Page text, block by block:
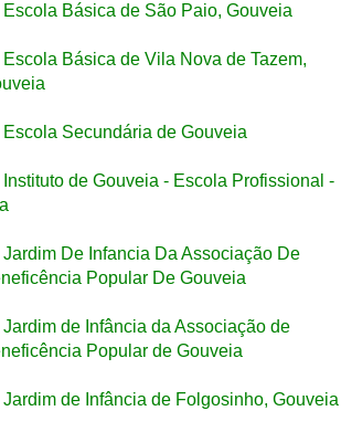
Escola Básica de São Paio, Gouveia
Escola Básica de Vila Nova de Tazem,
Escola Secundária de Gouveia
Instituto de Gouveia - Escola Profissional -
Jardim De Infancia Da Associação De
Popular De Gouveia
Jardim de Infância da Associação de
Popular de Gouveia
Jardim de Infância de Folgosinho, Gouveia